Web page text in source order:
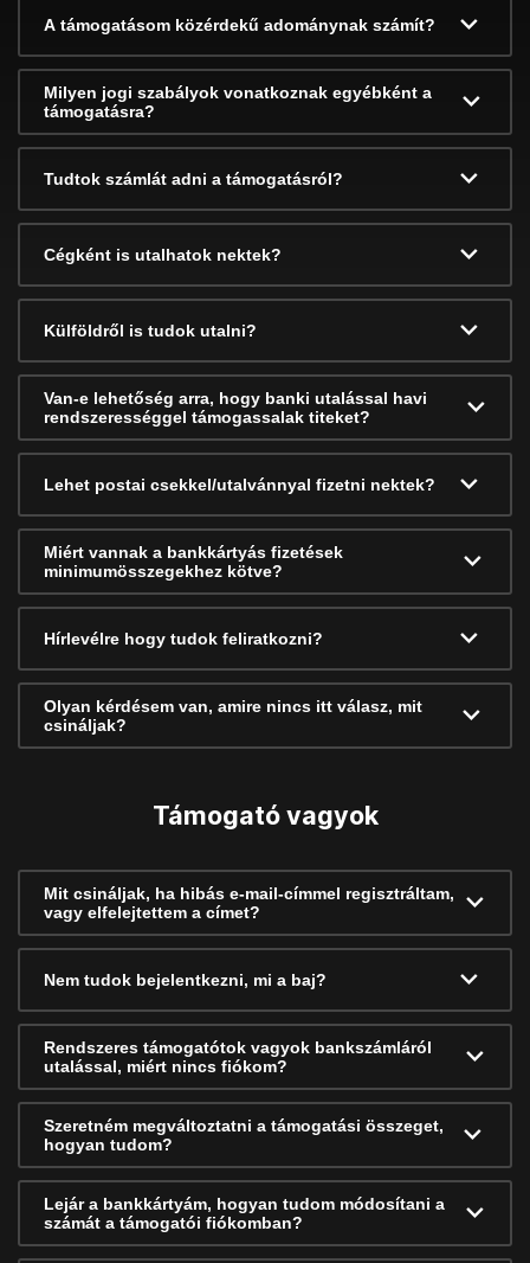
A támogatásom közérdekű adománynak számít?
Milyen jogi szabályok vonatkoznak egyébként a
támogatásra?
Tudtok számlát adni a támogatásról?
Cégként is utalhatok nektek?
Külföldről is tudok utalni?
Van-e lehetőség arra, hogy banki utalással havi
rendszerességgel támogassalak titeket?
Lehet postai csekkel/utalvánnyal fizetni nektek?
Miért vannak a bankkártyás fizetések
minimumösszegekhez kötve?
Hírlevélre hogy tudok feliratkozni?
Olyan kérdésem van, amire nincs itt válasz, mit
csináljak?
Támogató vagyok
Mit csináljak, ha hibás e-mail-címmel regisztráltam,
vagy elfelejtettem a címet?
Nem tudok bejelentkezni, mi a baj?
Rendszeres támogatótok vagyok bankszámláról
utalással, miért nincs fiókom?
Szeretném megváltoztatni a támogatási összeget,
hogyan tudom?
Lejár a bankkártyám, hogyan tudom módosítani a
számát a támogatói fiókomban?